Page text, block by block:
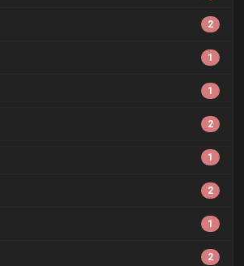
2
1
1
2
1
2
1
2